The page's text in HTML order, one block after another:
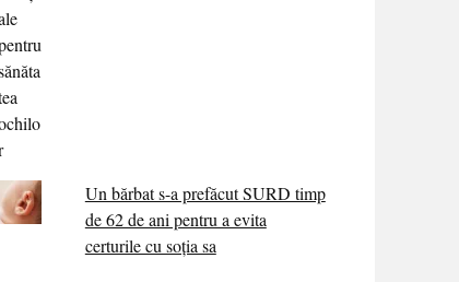
Un bărbat s-a prefăcut SURD timp
de 62 de ani pentru a evita
certurile cu soția sa